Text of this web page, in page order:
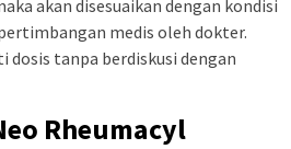
akan disesuaikan dengan kondisi
medis oleh dokter.
dosis tanpa berdiskusi dengan
Rheumacyl